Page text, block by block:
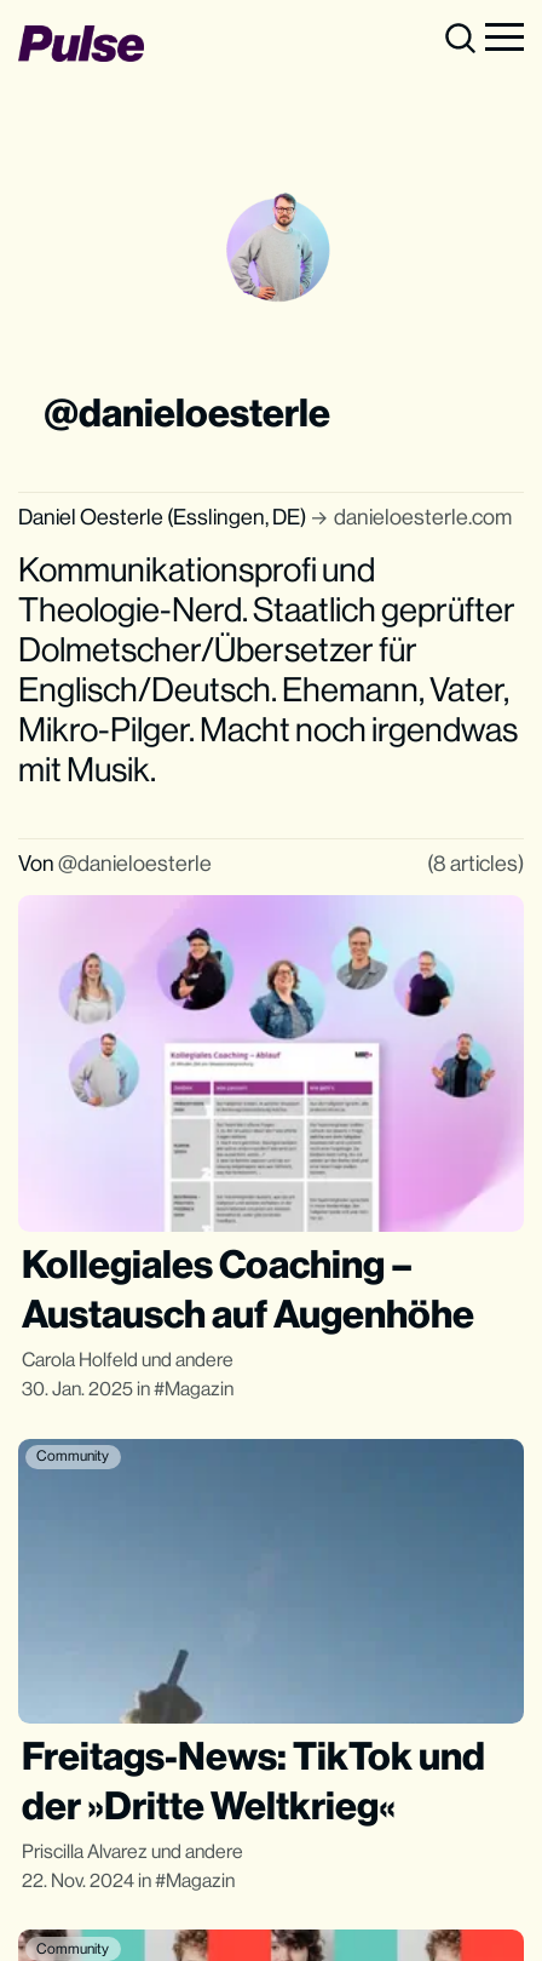
danieloesterle
Daniel Oesterle (Esslingen, DE) danieloesterle.com
Kommunikationsprofi und
Theologie-Nerd. Staatlich geprüfter
Dolmetscher/Übersetzer für
Englisch/Deutsch. Ehemann, Vater,
Mikro-Pilger. Macht noch irgendwas
mit Musik.
Von danieloesterle (8 articles)
Kollegiales Coaching –
Austausch auf Augenhöhe
Carola Holfeld und andere
30. Jan. 2025 in Magazin
Community
Freitags-News: TikTok und
der »Dritte Weltkrieg«
Priscilla Alvarezund andere
22. Nov. 2024 in Magazin
Community